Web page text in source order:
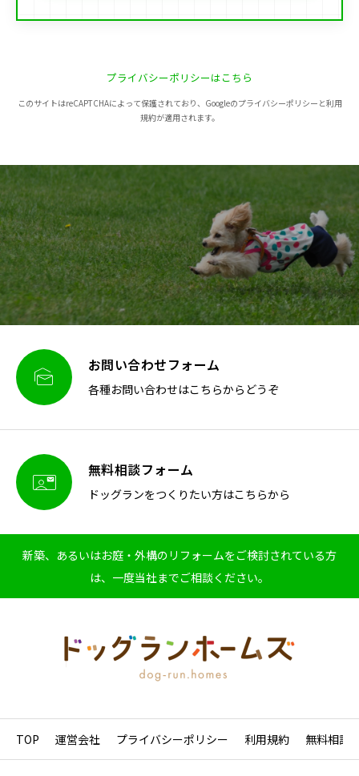
プライバシーポリシーはこちら
このサイトはreCAPTCHAによって保護されており、Googleのプライバシーポリシーと利用
規約が適用されます。
 お問い合わせフォーム
各種お問い合わせはこちらからどうぞ
 無料相談フォーム
ドッグランをつくりたい方はこちらから
新築、あるいはお庭・外構のリフォームをご検討されている方
は、一度当社までご相談ください。
TOP 運営会社 プライバシーポリシー 利用規約 無料相談